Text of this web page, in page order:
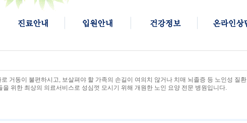
거동이 불편하시고, 보살펴야 할 가족의 손길이 여의치 않거나 치매 뇌졸증 등 노인성 질환
을 위한 최상의 의료서비스로 성심껏 모시기 위해 개원한 노인 요양 전문 병원입니다.